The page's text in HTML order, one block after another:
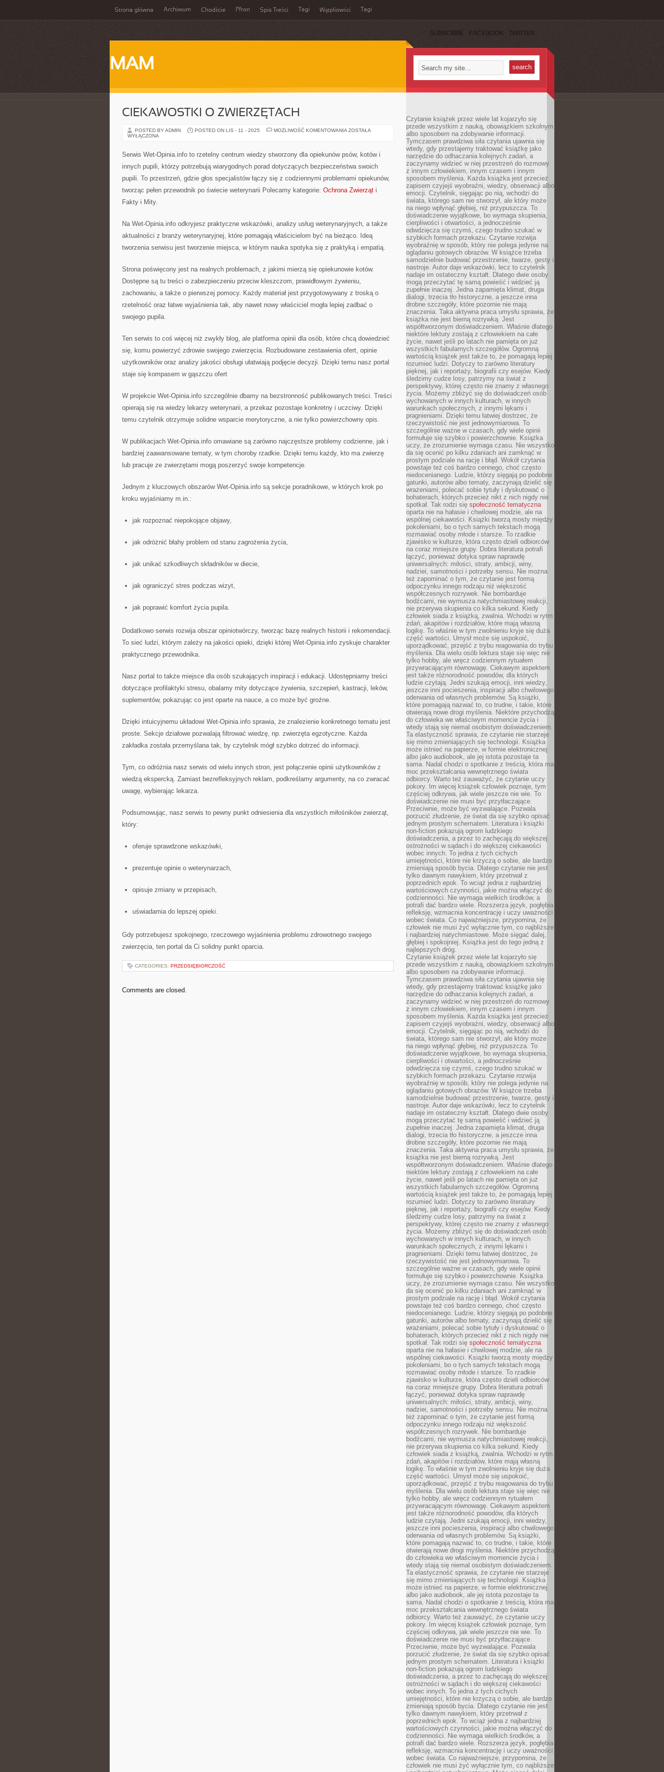
Strona główna Archiwum Chodźcie Pfron Spis Treści Tagi Wątpliowści Tagi
SUBSCRIBE FACEBOOK TWITTER
MAM
CIEKAWOSTKI O ZWIERZĘTACH
POSTED BY ADMIN POSTED ON LIS - 11 - 2025 MOŻLIWOŚĆ KOMENTOWANIA CIEKAWOSTKI
ZOSTAŁA
WYŁĄCZONA
Serwis Wet-Opinia.info to rzetelny centrum wiedzy stworzony dla opiekunów psów, kotów i
innych pupili, którzy potrzebują wiarygodnych porad dotyczących bezpieczeństwa swoich
pupili. To przestrzeń, gdzie głos specjalistów łączy się z codziennymi problemami opiekunów,
tworząc pełen przewodnik po świecie weterynarii Polecamy kategorie: Ochrona Zwierząt i
Fakty i Mity.
Na Wet-Opinia.info odkryjesz praktyczne wskazówki, analizy usług weterynaryjnych, a także
aktualności z branży weterynaryjnej, które pomagają właścicielom być na bieżąco. Ideą
tworzenia serwisu jest tworzenie miejsca, w którym nauka spotyka się z praktyką i empatią.
Strona poświęcony jest na realnych problemach, z jakimi mierzą się opiekunowie kotów.
Dostępne są tu treści o zabezpieczeniu przeciw kleszczom, prawidłowym żywieniu,
zachowaniu, a także o pierwszej pomocy. Każdy materiał jest przygotowywany z troską o
rzetelność oraz łatwe wyjaśnienia tak, aby nawet nowy właściciel mogła lepiej zadbać o
swojego pupila.
Ten serwis to coś więcej niż zwykły blog, ale platforma opinii dla osób, które chcą dowiedzieć
się, komu powierzyć zdrowie swojego zwierzęcia. Rozbudowane zestawienia ofert, opinie
użytkowników oraz analizy jakości obsługi ułatwiają podjęcie decyzji. Dzięki temu nasz portal
staje się kompasem w gąszczu ofert
W projekcie Wet-Opinia.info szczególnie dbamy na bezstronność publikowanych treści. Treści
opierają się na wiedzy lekarzy weterynarii, a przekaz pozostaje konkretny i uczciwy. Dzięki
temu czytelnik otrzymuje solidne wsparcie merytoryczne, a nie tylko powierzchowny opis.
W publikacjach Wet-Opinia.info omawiane są zarówno najczęstsze problemy codzienne, jak i
bardziej zaawansowane tematy, w tym choroby rzadkie. Dzięki temu każdy, kto ma zwierzę
lub pracuje ze zwierzętami mogą poszerzyć swoje kompetencje.
Jednym z kluczowych obszarów Wet-Opinia.info są sekcje poradnikowe, w których krok po
kroku wyjaśniamy m.in.:
jak rozpoznać niepokojące objawy,
jak odróżnić błahy problem od stanu zagrożenia życia,
jak unikać szkodliwych składników w diecie,
jak ograniczyć stres podczas wizyt,
jak poprawić komfort życia pupila.
Dodatkowo serwis rozwija obszar opiniotwórczy, tworząc bazę realnych historii i rekomendacji.
To sieć ludzi, którym zależy na jakości opieki, dzięki której Wet-Opinia.info zyskuje charakter
praktycznego przewodnika.
Nasz portal to także miejsce dla osób szukających inspiracji i edukacji. Udostępniamy treści
dotyczące profilaktyki stresu, obalamy mity dotyczące żywienia, szczepień, kastracji, leków,
suplementów, pokazując co jest oparte na nauce, a co może być groźne.
Dzięki intuicyjnemu układowi Wet-Opinia.info sprawia, że znalezienie konkretnego tematu jest
proste. Sekcje działowe pozwalają filtrować wiedzę, np. zwierzęta egzotyczne. Każda
zakładka została przemyślana tak, by czytelnik mógł szybko dotrzeć do informacji.
Tym, co odróżnia nasz serwis od wielu innych stron, jest połączenie opinii użytkowników z
wiedzą ekspercką. Zamiast bezrefleksyjnych reklam, podkreślamy argumenty, na co zwracać
uwagę, wybierając lekarza.
Podsumowując, nasz serwis to pewny punkt odniesienia dla wszystkich miłośników zwierząt,
który:
oferuje sprawdzone wskazówki,
prezentuje opinie o weterynarzach,
opisuje zmiany w przepisach,
uświadamia do lepszej opieki.
Gdy potrzebujesz spokojnego, rzeczowego wyjaśnienia problemu zdrowotnego swojego
zwierzęcia, ten portal da Ci solidny punkt oparcia.
CATEGORIES: PRZEDSIĘBIORCZOŚĆ
Comments are closed.
Czytanie książek przez wiele lat kojarzyło się
przede wszystkim z nauką, obowiązkiem szkolnym
albo sposobem na zdobywanie informacji.
Tymczasem prawdziwa siła czytania ujawnia się
wtedy, gdy przestajemy traktować książkę jako
narzędzie do odhaczania kolejnych zadań, a
zaczynamy widzieć w niej przestrzeń do rozmowy
z innym człowiekiem, innym czasem i innym
sposobem myślenia. Każda książka jest przecież
zapisem czyjejś wyobraźni, wiedzy, obserwacji albo
emocji. Czytelnik, sięgając po nią, wchodzi do
świata, którego sam nie stworzył, ale który może
na niego wpłynąć głębiej, niż przypuszcza. To
doświadczenie wyjątkowe, bo wymaga skupienia,
cierpliwości i otwartości, a jednocześnie
odwdzięcza się czymś, czego trudno szukać w
szybkich formach przekazu. Czytanie rozwija
wyobraźnię w sposób, który nie polega jedynie na
oglądaniu gotowych obrazów. W książce trzeba
samodzielnie budować przestrzenie, twarze, gesty i
nastroje. Autor daje wskazówki, lecz to czytelnik
nadaje im ostateczny kształt. Dlatego dwie osoby
mogą przeczytać tę samą powieść i widzieć ją
zupełnie inaczej. Jedna zapamięta klimat, druga
dialogi, trzecia tło historyczne, a jeszcze inna
drobne szczegóły, które pozornie nie mają
znaczenia. Taka aktywna praca umysłu sprawia, że
książka nie jest bierną rozrywką. Jest
współtworzonym doświadczeniem. Właśnie dlatego
niektóre lektury zostają z człowiekiem na całe
życie, nawet jeśli po latach nie pamięta on już
wszystkich fabularnych szczegółów. Ogromną
wartością książek jest także to, że pomagają lepiej
rozumieć ludzi. Dotyczy to zarówno literatury
pięknej, jak i reportaży, biografii czy esejów. Kiedy
śledzimy cudze losy, patrzymy na świat z
perspektywy, której często nie znamy z własnego
życia. Możemy zbliżyć się do doświadczeń osób
wychowanych w innych kulturach, w innych
warunkach społecznych, z innymi lękami i
pragnieniami. Dzięki temu łatwiej dostrzec, że
rzeczywistość nie jest jednowymiarowa. To
szczególnie ważne w czasach, gdy wiele opinii
formułuje się szybko i powierzchownie. Książka
uczy, że zrozumienie wymaga czasu. Nie wszystko
da się ocenić po kilku zdaniach ani zamknąć w
prostym podziale na rację i błąd. Wokół czytania
powstaje też coś bardzo cennego, choć często
niedocenianego. Ludzie, którzy sięgają po podobne
gatunki, autorów albo tematy, zaczynają dzielić się
wrażeniami, polecać sobie tytuły i dyskutować o
bohaterach, których przecież nikt z nich nigdy nie
spotkał. Tak rodzi się społeczność tematyczna
oparta nie na hałasie i chwilowej modzie, ale na
wspólnej ciekawości. Książki tworzą mosty między
pokoleniami, bo o tych samych tekstach mogą
rozmawiać osoby młode i starsze. To rzadkie
zjawisko w kulturze, która często dzieli odbiorców
na coraz mniejsze grupy. Dobra literatura potrafi
łączyć, ponieważ dotyka spraw naprawdę
uniwersalnych: miłości, straty, ambicji, winy,
nadziei, samotności i potrzeby sensu. Nie można
też zapominać o tym, że czytanie jest formą
odpoczynku innego rodzaju niż większość
współczesnych rozrywek. Nie bombarduje
bodźcami, nie wymusza natychmiastowej reakcji,
nie przerywa skupienia co kilka sekund. Kiedy
człowiek siada z książką, zwalnia. Wchodzi w rytm
zdań, akapitów i rozdziałów, które mają własną
logikę. To właśnie w tym zwolnieniu kryje się duża
część wartości. Umysł może się uspokoić,
uporządkować, przejść z trybu reagowania do trybu
myślenia. Dla wielu osób lektura staje się więc nie
tylko hobby, ale wręcz codziennym rytuałem
przywracającym równowagę. Ciekawym aspektem
jest także różnorodność powodów, dla których
ludzie czytają. Jedni szukają emocji, inni wiedzy,
jeszcze inni pocieszenia, inspiracji albo chwilowego
oderwania od własnych problemów. Są książki,
które pomagają nazwać to, co trudne, i takie, które
otwierają nowe drogi myślenia. Niektóre przychodzą
do człowieka we właściwym momencie życia i
wtedy stają się niemal osobistym doświadczeniem.
Ta elastyczność sprawia, że czytanie nie starzeje
się mimo zmieniających się technologii. Książka
może istnieć na papierze, w formie elektronicznej
albo jako audiobook, ale jej istota pozostaje ta
sama. Nadal chodzi o spotkanie z treścią, która ma
moc przekształcania wewnętrznego świata
odbiorcy. Warto też zauważyć, że czytanie uczy
pokory. Im więcej książek człowiek poznaje, tym
częściej odkrywa, jak wiele jeszcze nie wie. To
doświadczenie nie musi być przytłaczające.
Przeciwnie, może być wyzwalające. Pozwala
porzucić złudzenie, że świat da się szybko opisać
jednym prostym schematem. Literatura i książki
non-fiction pokazują ogrom ludzkiego
doświadczenia, a przez to zachęcają do większej
ostrożności w sądach i do większej ciekawości
wobec innych. To jedna z tych cichych
umiejętności, które nie krzyczą o sobie, ale bardzo
zmieniają sposób bycia. Dlatego czytanie nie jest
tylko dawnym nawykiem, który przetrwał z
poprzednich epok. To wciąż jedna z najbardziej
wartościowych czynności, jakie można włączyć do
codzienności. Nie wymaga wielkich środków, a
potrafi dać bardzo wiele. Rozszerza język, pogłębia
refleksję, wzmacnia koncentrację i uczy uważności
wobec świata. Co najważniejsze, przypomina, że
człowiek nie musi żyć wyłącznie tym, co najbliższe
i najbardziej natychmiastowe. Może sięgać dalej,
głębiej i spokojniej. Książka jest do tego jedną z
najlepszych dróg.
Czytanie książek przez wiele lat kojarzyło się
przede wszystkim z nauką, obowiązkiem szkolnym
albo sposobem na zdobywanie informacji.
Tymczasem prawdziwa siła czytania ujawnia się
wtedy, gdy przestajemy traktować książkę jako
narzędzie do odhaczania kolejnych zadań, a
zaczynamy widzieć w niej przestrzeń do rozmowy
z innym człowiekiem, innym czasem i innym
sposobem myślenia. Każda książka jest przecież
zapisem czyjejś wyobraźni, wiedzy, obserwacji albo
emocji. Czytelnik, sięgając po nią, wchodzi do
świata, którego sam nie stworzył, ale który może
na niego wpłynąć głębiej, niż przypuszcza. To
doświadczenie wyjątkowe, bo wymaga skupienia,
cierpliwości i otwartości, a jednocześnie
odwdzięcza się czymś, czego trudno szukać w
szybkich formach przekazu. Czytanie rozwija
wyobraźnię w sposób, który nie polega jedynie na
oglądaniu gotowych obrazów. W książce trzeba
samodzielnie budować przestrzenie, twarze, gesty i
nastroje. Autor daje wskazówki, lecz to czytelnik
nadaje im ostateczny kształt. Dlatego dwie osoby
mogą przeczytać tę samą powieść i widzieć ją
zupełnie inaczej. Jedna zapamięta klimat, druga
dialogi, trzecia tło historyczne, a jeszcze inna
drobne szczegóły, które pozornie nie mają
znaczenia. Taka aktywna praca umysłu sprawia, że
książka nie jest bierną rozrywką. Jest
współtworzonym doświadczeniem. Właśnie dlatego
niektóre lektury zostają z człowiekiem na całe
życie, nawet jeśli po latach nie pamięta on już
wszystkich fabularnych szczegółów. Ogromną
wartością książek jest także to, że pomagają lepiej
rozumieć ludzi. Dotyczy to zarówno literatury
pięknej, jak i reportaży, biografii czy esejów. Kiedy
śledzimy cudze losy, patrzymy na świat z
perspektywy, której często nie znamy z własnego
życia. Możemy zbliżyć się do doświadczeń osób
wychowanych w innych kulturach, w innych
warunkach społecznych, z innymi lękami i
pragnieniami. Dzięki temu łatwiej dostrzec, że
rzeczywistość nie jest jednowymiarowa. To
szczególnie ważne w czasach, gdy wiele opinii
formułuje się szybko i powierzchownie. Książka
uczy, że zrozumienie wymaga czasu. Nie wszystko
da się ocenić po kilku zdaniach ani zamknąć w
prostym podziale na rację i błąd. Wokół czytania
powstaje też coś bardzo cennego, choć często
niedocenianego. Ludzie, którzy sięgają po podobne
gatunki, autorów albo tematy, zaczynają dzielić się
wrażeniami, polecać sobie tytuły i dyskutować o
bohaterach, których przecież nikt z nich nigdy nie
spotkał. Tak rodzi się społeczność tematyczna
oparta nie na hałasie i chwilowej modzie, ale na
wspólnej ciekawości. Książki tworzą mosty między
pokoleniami, bo o tych samych tekstach mogą
rozmawiać osoby młode i starsze. To rzadkie
zjawisko w kulturze, która często dzieli odbiorców
na coraz mniejsze grupy. Dobra literatura potrafi
łączyć, ponieważ dotyka spraw naprawdę
uniwersalnych: miłości, straty, ambicji, winy,
nadziei, samotności i potrzeby sensu. Nie można
też zapominać o tym, że czytanie jest formą
odpoczynku innego rodzaju niż większość
współczesnych rozrywek. Nie bombarduje
bodźcami, nie wymusza natychmiastowej reakcji,
nie przerywa skupienia co kilka sekund. Kiedy
człowiek siada z książką, zwalnia. Wchodzi w rytm
zdań, akapitów i rozdziałów, które mają własną
logikę. To właśnie w tym zwolnieniu kryje się duża
część wartości. Umysł może się uspokoić,
uporządkować, przejść z trybu reagowania do trybu
myślenia. Dla wielu osób lektura staje się więc nie
tylko hobby, ale wręcz codziennym rytuałem
przywracającym równowagę. Ciekawym aspektem
jest także różnorodność powodów, dla których
ludzie czytają. Jedni szukają emocji, inni wiedzy,
jeszcze inni pocieszenia, inspiracji albo chwilowego
oderwania od własnych problemów. Są książki,
które pomagają nazwać to, co trudne, i takie, które
otwierają nowe drogi myślenia. Niektóre przychodzą
do człowieka we właściwym momencie życia i
wtedy stają się niemal osobistym doświadczeniem.
Ta elastyczność sprawia, że czytanie nie starzeje
się mimo zmieniających się technologii. Książka
może istnieć na papierze, w formie elektronicznej
albo jako audiobook, ale jej istota pozostaje ta
sama. Nadal chodzi o spotkanie z treścią, która ma
moc przekształcania wewnętrznego świata
odbiorcy. Warto też zauważyć, że czytanie uczy
pokory. Im więcej książek człowiek poznaje, tym
częściej odkrywa, jak wiele jeszcze nie wie. To
doświadczenie nie musi być przytłaczające.
Przeciwnie, może być wyzwalające. Pozwala
porzucić złudzenie, że świat da się szybko opisać
jednym prostym schematem. Literatura i książki
non-fiction pokazują ogrom ludzkiego
doświadczenia, a przez to zachęcają do większej
ostrożności w sądach i do większej ciekawości
wobec innych. To jedna z tych cichych
umiejętności, które nie krzyczą o sobie, ale bardzo
zmieniają sposób bycia. Dlatego czytanie nie jest
tylko dawnym nawykiem, który przetrwał z
poprzednich epok. To wciąż jedna z najbardziej
wartościowych czynności, jakie można włączyć do
codzienności. Nie wymaga wielkich środków, a
potrafi dać bardzo wiele. Rozszerza język, pogłębia
refleksję, wzmacnia koncentrację i uczy uważności
wobec świata. Co najważniejsze, przypomina, że
człowiek nie musi żyć wyłącznie tym, co najbliższe